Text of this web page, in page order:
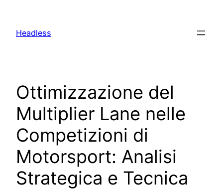
content
Headless
Ottimizzazione del
Multiplier Lane nelle
Competizioni di
Motorsport: Analisi
Strategica e Tecnica